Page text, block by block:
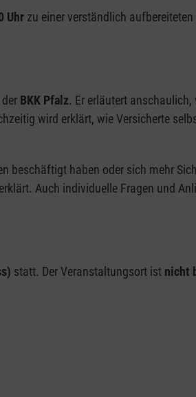
Uhr zu einer verständlich aufbereiteten
BKK Pfalz. Er erläutert
wird erklärt, wie Versicherte
beschäftigt haben oder sich mehr
Auch individuelle Fragen und
statt. Der Veranstaltungsort ist nicht